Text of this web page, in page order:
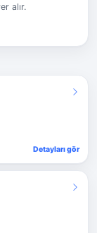
alır.
Detayları gör